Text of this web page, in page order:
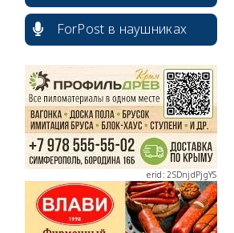
ForPost в наушниках
erid: 2SDnjcrDNw6
erid: 2SDnjdPjgYS